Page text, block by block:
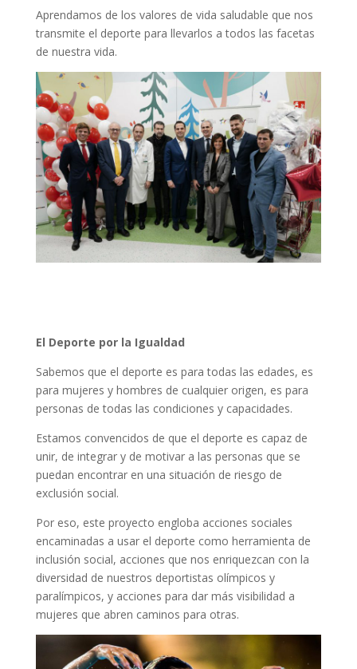
Aprendamos de los valores de vida saludable que nos
transmite el deporte para llevarlos a todos las facetas
de nuestra vida.
El Deporte por la Igualdad
Sabemos que el deporte es para todas las edades, es
para mujeres y hombres de cualquier origen, es para
personas de todas las condiciones y capacidades.
Estamos convencidos de que el deporte es capaz de
unir, de integrar y de motivar a las personas que se
puedan encontrar en una situación de riesgo de
exclusión social.
Por eso, este proyecto engloba acciones sociales
encaminadas a usar el deporte como herramienta de
inclusión social, acciones que nos enriquezcan con la
diversidad de nuestros deportistas olímpicos y
paralímpicos, y acciones para dar más visibilidad a
mujeres que abren caminos para otras.